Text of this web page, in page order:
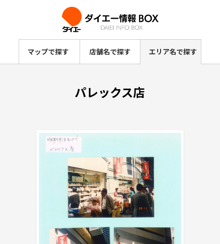
マップで探す 店舗名で探す エリア名で探す
パレックス店